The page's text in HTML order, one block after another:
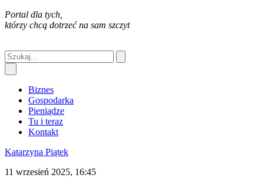
Portal dla tych,
którzy chcą dotrzeć na sam szczyt
Biznes
Gospodarka
Pieniądze
Tu i teraz
Kontakt
Katarzyna Piątek
11 wrzesień 2025, 16:45